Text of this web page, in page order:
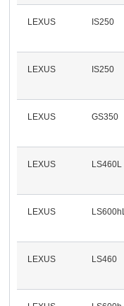
LEXUS IS250
LEXUS IS250
LEXUS GS350
LEXUS LS460L
LEXUS LS600hL
LEXUS LS460